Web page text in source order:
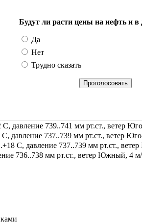
Будут ли расти цены на нефть и
Да
Нет
Трудно сказать
С, давление 739..741 мм рт.ст., ветер
С, давление 737..739 мм рт.ст., ветер
С, давление 737..739 мм рт.ст.,
736..738 мм рт.ст., ветер Южный, 4